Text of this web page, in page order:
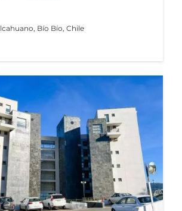
Bío Bío, Chile